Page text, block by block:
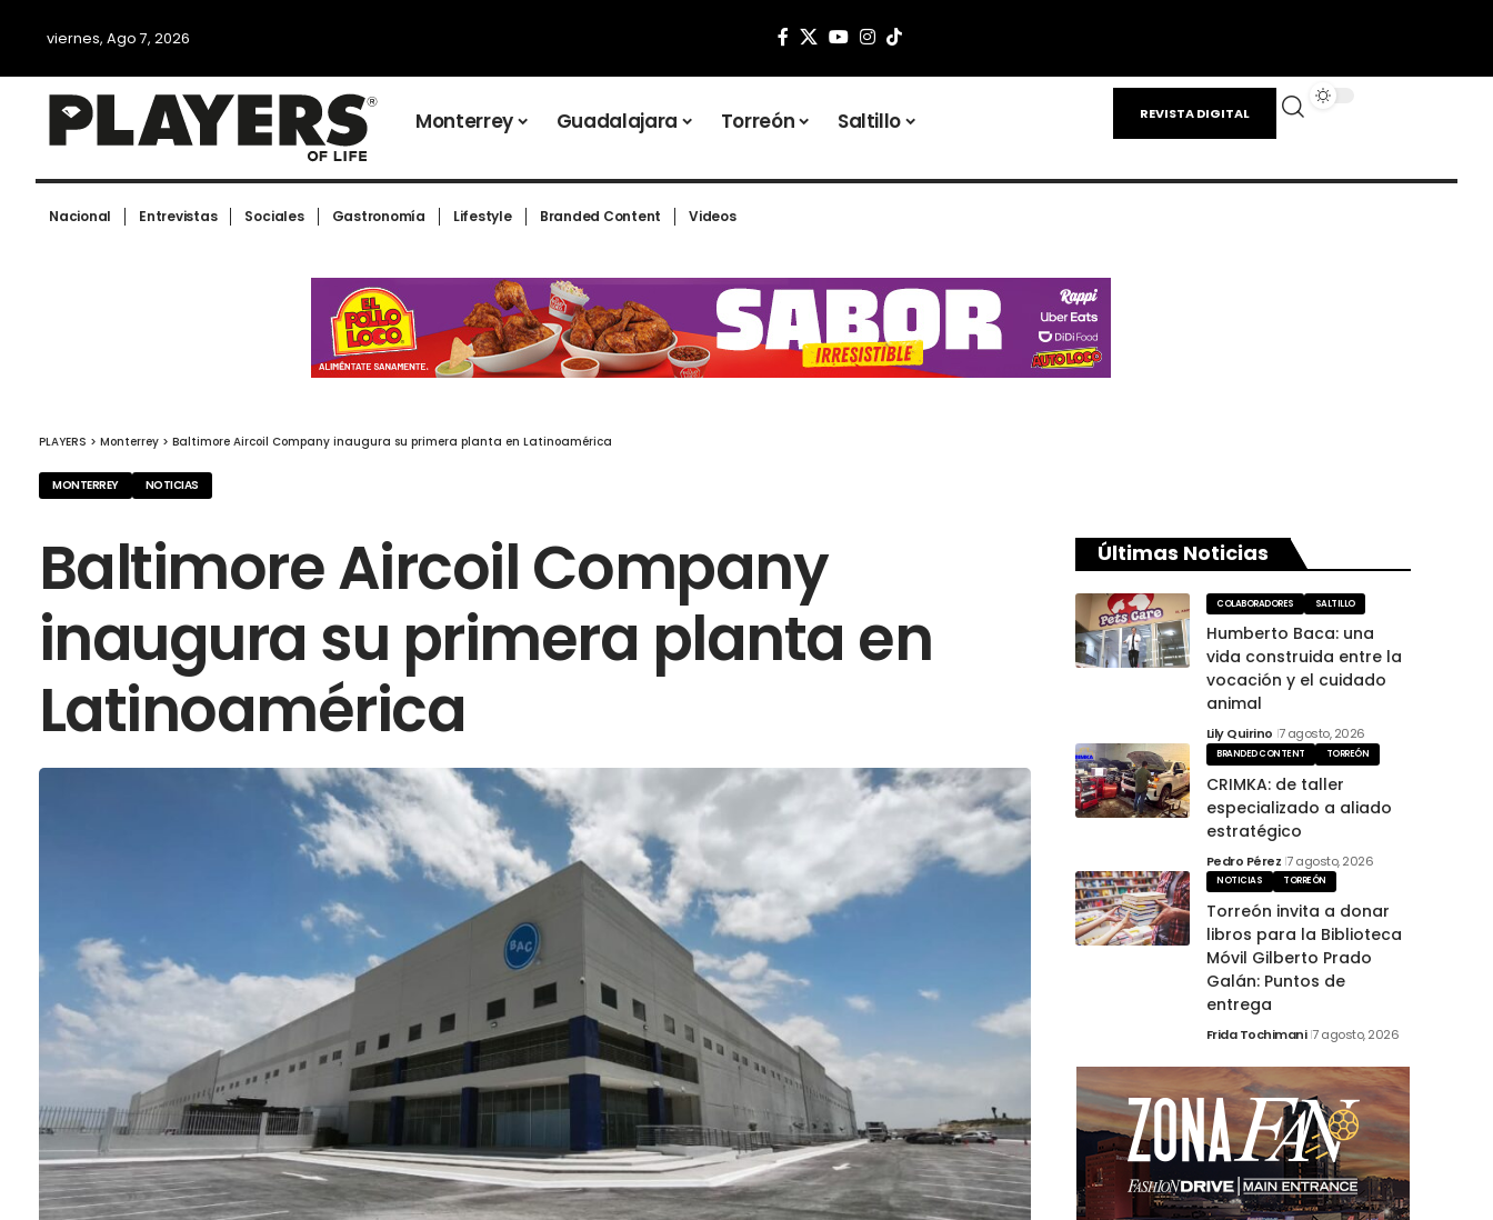
viernes, Ago 7, 2026
Monterrey Guadalajara Torreón Saltillo REVISTA DIGITAL
Nacional Entrevistas Sociales Gastronomía Lifestyle Branded Content Videos
PLAYERS > Monterrey > Baltimore Aircoil Company inaugura su primera planta en Latinoamérica
MONTERREY NOTICIAS
Baltimore Aircoil Company
inaugura su primera planta en
Latinoamérica
Últimas Noticias
COLABORADORES SALTILLO
Humberto Baca: una
vida construida entre la
vocación y el cuidado
animal
Lily Quirino 7 agosto, 2026
BRANDED CONTENT TORREÓN
CRIMKA: de taller
especializado a aliado
estratégico
Pedro Pérez 7 agosto, 2026
NOTICIAS TORREÓN
Torreón invita a donar
libros para la Biblioteca
Móvil Gilberto Prado
Galán: Puntos de
entrega
Frida Tochimani 7 agosto, 2026